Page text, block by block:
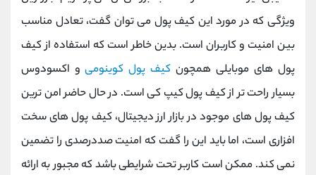
ویژگی که در مورد این کیف پول می توان گفت، تعادل مناسب
بین امنیت و کاربران است. بدین خاطر است که استفاده از کیف
پول های موبایلی همچون کیف پول کوینومی و اکسودوس
بسیار راحت تر از کیف پول کیپ کی است. در حال حاضر امن ترین
کیف پول های موجود در بازار ارز دیجیتال، کیف پول های سخت
افزاری است، اما باید این را گفت که امنیت صددرصدی را تضمین
نمی کند. ممکن است کاربر تحت شرایطی باشد که مجبور به ارائه